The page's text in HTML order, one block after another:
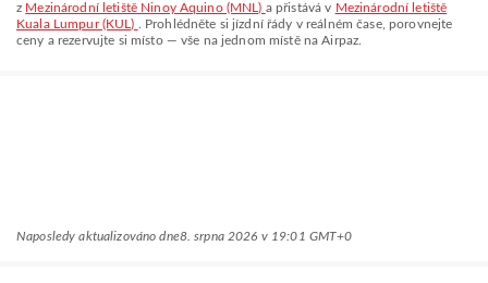
z Mezinárodní letiště Ninoy Aquino (MNL) a přistává v Mezinárodní letiště
Kuala Lumpur (KUL)
. Prohlédněte si jízdní řády v reálném čase, porovnejte
ceny a rezervujte si místo — vše na jednom místě na Airpaz.
Naposledy aktualizováno dne8. srpna 2026 v 19:01 GMT+0